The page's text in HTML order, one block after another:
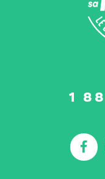
1